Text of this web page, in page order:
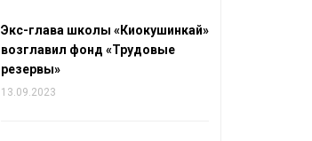
Экс-глава школы «Киокушинкай»
возглавил фонд «Трудовые
резервы»
13.09.2023